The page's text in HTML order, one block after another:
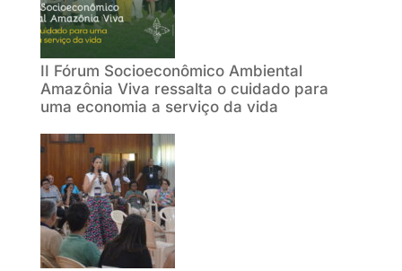
II Fórum Socioeconômico Ambiental
Amazônia Viva ressalta o cuidado para
uma economia a serviço da vida